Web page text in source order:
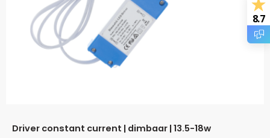
driver constant current | dimbaar | 13.5-18w
8.7